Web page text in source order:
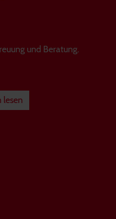
und Beratung.
lesen